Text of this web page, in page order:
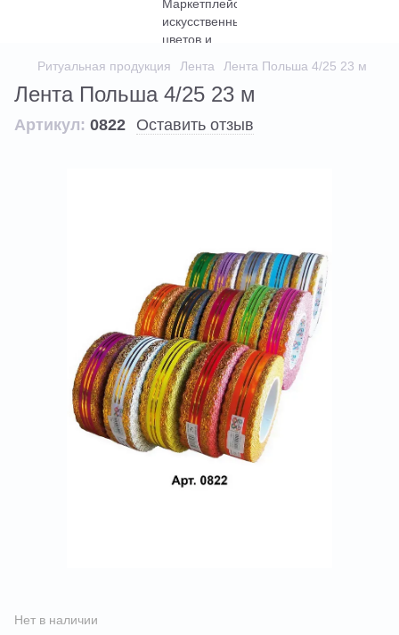
Ритуальная продукция Лента Лента Польша 4/25 23 м
Лента Польша 4/25 23 м
Артикул: 0822 Оставить отзыв
Нет в наличии